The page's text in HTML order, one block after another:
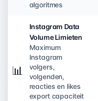
algoritmes
📊
Instagram Data
Volume Limieten
Maximum
Instagram
volgers,
volgenden,
reacties en likes
export capaciteit